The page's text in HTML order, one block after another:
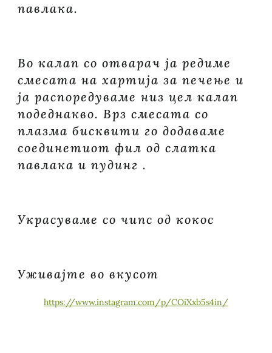
павлака.
Во калап со отварач ја редиме
смесата на хартија за печење и
ја распоредуваме низ цел калап
подеднакво. Врз смесата со
плазма бисквити го додаваме
соединетиот фил од слатка
павлака и пудинг .
Украсуваме со чипс од кокос
Уживајте во вкусот
https://www.instagram.com/p/COiXxb5s4in/